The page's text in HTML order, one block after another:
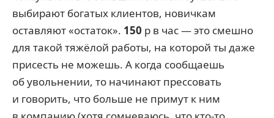
выбирают богатых клиентов, новичкам
оставляют «остаток». 150 р в час — это смешно
для такой тяжёлой работы, на которой ты даже
присесть не можешь. А когда сообщаешь
об увольнении, то начинают прессовать
и говорить, что больше не примут к ним